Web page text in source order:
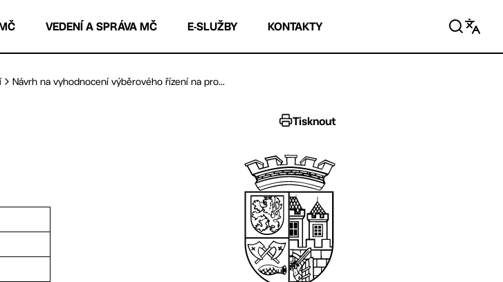
VEDENÍ A SPRÁVA MČ E-SLUŽBY KONTAKTY
Návrh na vyhodnocení výběrového řízení na pro...
Tisknout